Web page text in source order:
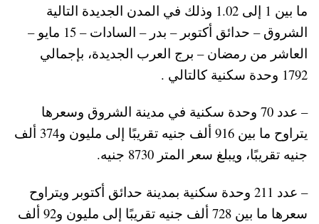
ما بين 1 إلى 1.02 وذلك في المدن الجديدة التالية
الشروق – حدائق أكتوبر – بدر – السادات – 15 مايو –
العاشر من رمضان – برج العرب الجديدة، بإجمالي
1792 وحدة سكنية كالتالي .
– عدد 70 وحدة سكنية في مدينة الشروق وسعرها
يتراوح ما بين 916 ألف جنيه تقريبًا إلى مليون و374 ألف
جنيه تقريبًا، ويبلغ سعر المتر 8730 جنيه.
– عدد 211 وحدة سكنية بمدينة حدائق أكتوبر ويتراوح
سعرها ما بين 728 ألف جنيه تقريبًا إلى مليون و92 ألف